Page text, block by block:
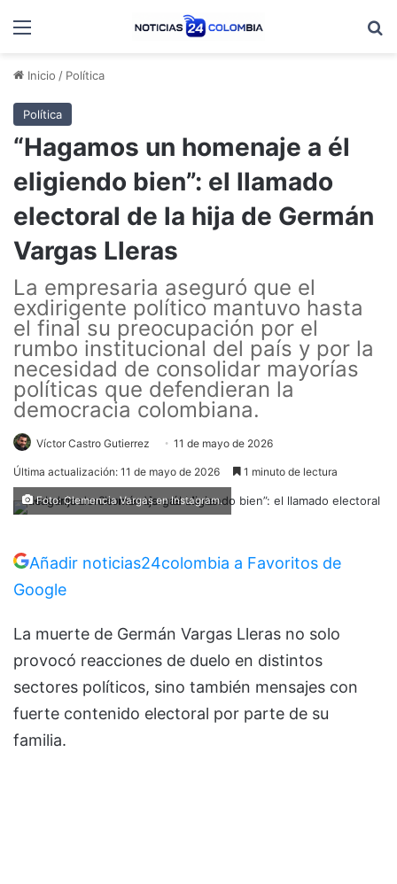
Menú
Inicio / Política
Política
“Hagamos un homenaje a él
eligiendo bien”: el llamado
electoral de la hija de Germán
Vargas Lleras
La empresaria aseguró que el
exdirigente político mantuvo hasta
el final su preocupación por el
rumbo institucional del país y por la
necesidad de consolidar mayorías
políticas que defendieran la
democracia colombiana.
Víctor Castro Gutierrez 11 de mayo de 2026
Última actualización: 11 de mayo de 2026 1 minuto de lectura
Foto: Clemencia Vargas en Instagram.
Añadir noticias24colombia a Favoritos de
Google
La muerte de Germán Vargas Lleras no solo
provocó reacciones de duelo en distintos
sectores políticos, sino también mensajes con
fuerte contenido electoral por parte de su
familia.